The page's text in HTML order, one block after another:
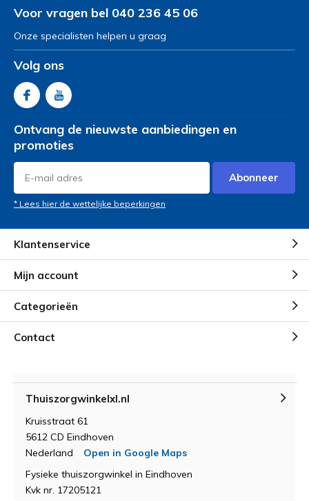
Voor vragen bel 040 236 45 06
Onze specialisten helpen u graag
Volg ons
Ontvang de nieuwste aanbiedingen en
promoties
Abonneer
* Lees hier de wettelijke beperkingen
Klantenservice
Mijn account
Categorieën
Contact
Thuiszorgwinkelxl.nl
Kruisstraat 61
5612 CD Eindhoven
Nederland
Open in Google Maps
Fysieke thuiszorgwinkel in Eindhoven
Kvk nr. 17205121